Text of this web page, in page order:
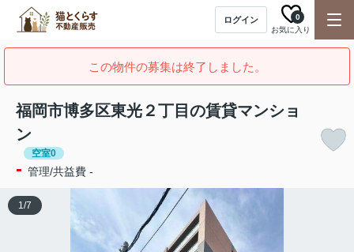
ログイン
お気に入り
0
この物件の募集は終了しました。
福岡市博多区東光２丁目の賃貸マンショ
ン
空室0
- 管理/共益費 -
1/7